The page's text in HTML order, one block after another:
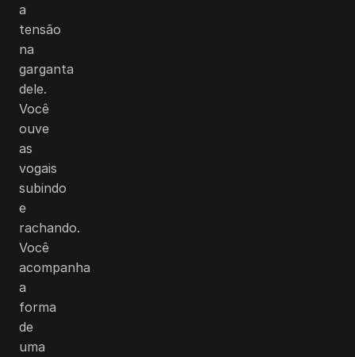
a
tensão
na
garganta
dele.
Você
ouve
as
vogais
subindo
e
rachando.
Você
acompanha
a
forma
de
uma